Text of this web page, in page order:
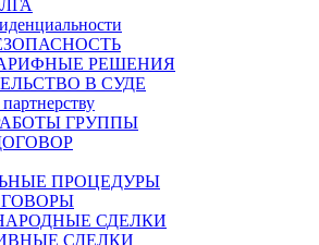
РЕШЕНИЯ
В СУДЕ
ГРУППЫ
ПРОЦЕДУРЫ
СДЕЛКИ
СДЕЛКИ